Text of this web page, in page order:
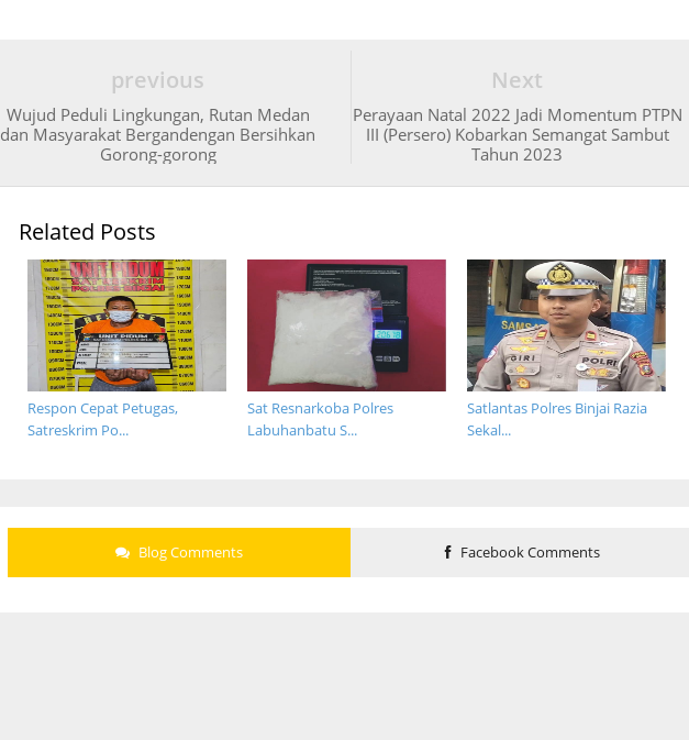
Next
Perayaan Natal 2022 Jadi Momentum PTPN
III (Persero) Kobarkan Semangat Sambut
Tahun 2023
previous
Wujud Peduli Lingkungan, Rutan Medan
dan Masyarakat Bergandengan Bersihkan
Gorong-gorong
Related Posts
Satlantas Polres Binjai Razia
Sekal...
Sat Resnarkoba Polres
Labuhanbatu S...
Respon Cepat Petugas,
Satreskrim Po...
Blog Comments Facebook Comments